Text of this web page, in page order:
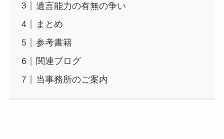
遺言能力の有無の争い
まとめ
参考書籍
関連ブログ
当事務所のご案内